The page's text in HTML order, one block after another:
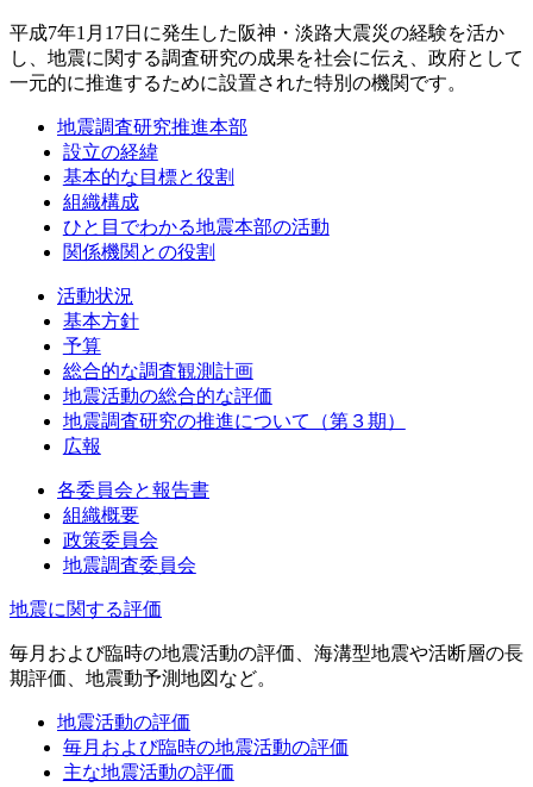
平成7年1月17日に発生した阪神・淡路大震災の経験を活か
し、地震に関する調査研究の成果を社会に伝え、政府として
一元的に推進するために設置された特別の機関です。
地震調査研究推進本部
設立の経緯
基本的な目標と役割
組織構成
ひと目でわかる地震本部の活動
関係機関との役割
活動状況
基本方針
予算
総合的な調査観測計画
地震活動の総合的な評価
地震調査研究の推進について（第３期）
広報
各委員会と報告書
組織概要
政策委員会
地震調査委員会
地震に関する評価
毎月および臨時の地震活動の評価、海溝型地震や活断層の長
期評価、地震動予測地図など。
地震活動の評価
毎月および臨時の地震活動の評価
主な地震活動の評価